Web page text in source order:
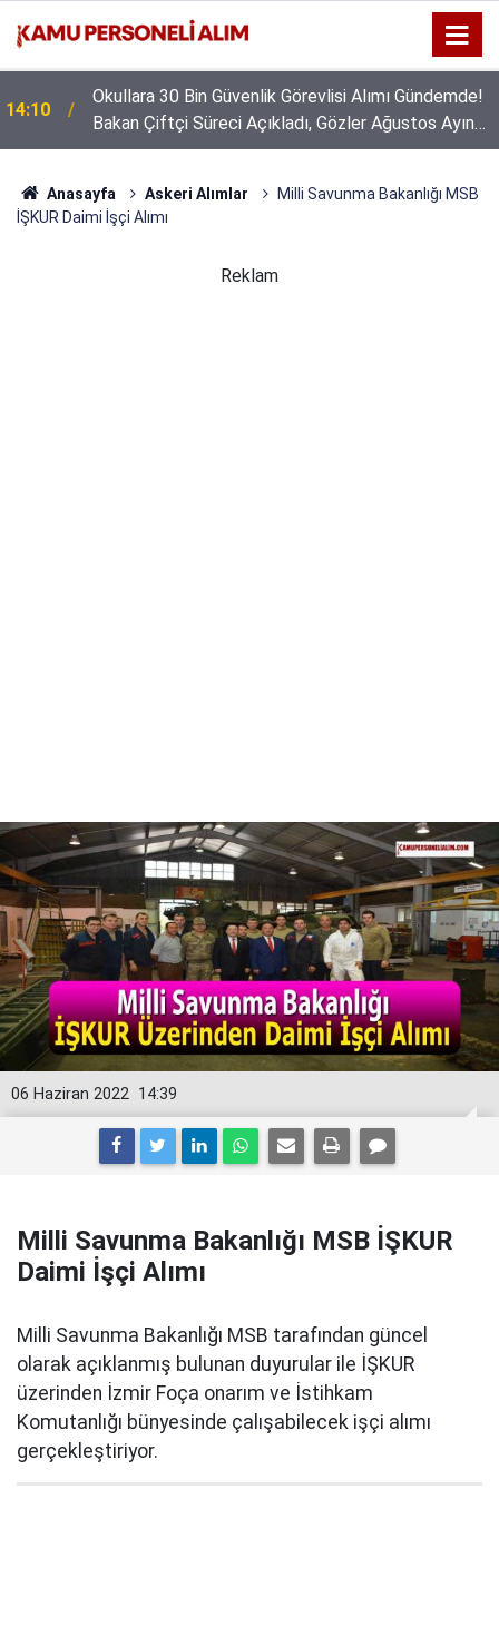
14:10
Okullara 30 Bin Güvenlik Görevlisi Alımı Gündemde!
Bakan Çiftçi Süreci Açıkladı, Gözler Ağustos Ayına
Çevrildi
Anasayfa Askeri Alımlar
Milli Savunma Bakanlığı MSB
İŞKUR Daimi İşçi Alımı
Reklam
14:39
06 Haziran 2022
Milli Savunma Bakanlığı MSB İŞKUR
Daimi İşçi Alımı
Milli Savunma Bakanlığı MSB tarafından güncel
olarak açıklanmış bulunan duyurular ile İŞKUR
üzerinden İzmir Foça onarım ve İstihkam
Komutanlığı bünyesinde çalışabilecek işçi alımı
gerçekleştiriyor.